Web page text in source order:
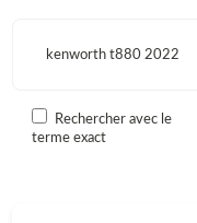
Rechercher avec le
terme exact